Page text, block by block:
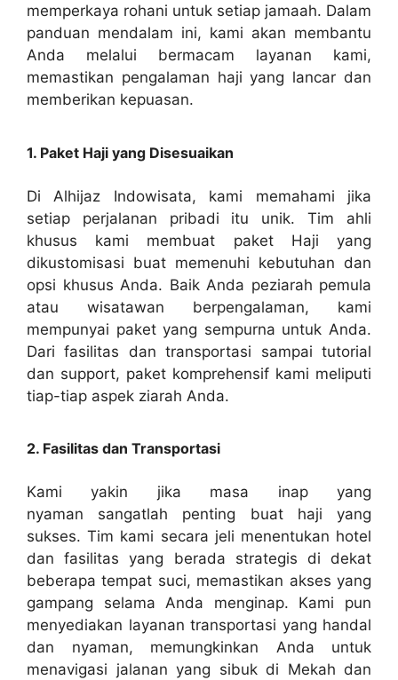
memperkaya rohani untuk setiap jamaah. Dalam
panduan mendalam ini, kami akan membantu
Anda melalui bermacam layanan kami,
memastikan pengalaman haji yang lancar dan
memberikan kepuasan.
1. Paket Haji yang Disesuaikan
Di Alhijaz Indowisata, kami memahami jika
setiap perjalanan pribadi itu unik. Tim ahli
khusus kami membuat paket Haji yang
dikustomisasi buat memenuhi kebutuhan dan
opsi khusus Anda. Baik Anda peziarah pemula
atau wisatawan berpengalaman, kami
mempunyai paket yang sempurna untuk Anda.
Dari fasilitas dan transportasi sampai tutorial
dan support, paket komprehensif kami meliputi
tiap-tiap aspek ziarah Anda.
2. Fasilitas dan Transportasi
Kami yakin jika masa inap yang
nyaman sangatlah penting buat haji yang
sukses. Tim kami secara jeli menentukan hotel
dan fasilitas yang berada strategis di dekat
beberapa tempat suci, memastikan akses yang
gampang selama Anda menginap. Kami pun
menyediakan layanan transportasi yang handal
dan nyaman, memungkinkan Anda untuk
menavigasi jalanan yang sibuk di Mekah dan